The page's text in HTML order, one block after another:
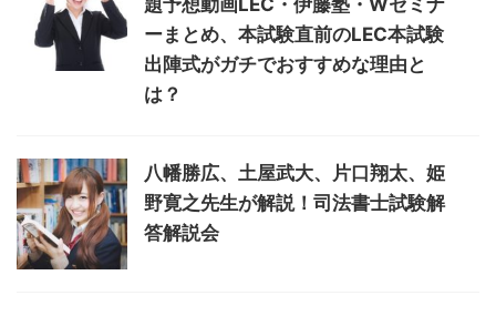
ーまとめ、本試験直前のLEC本試験
出陣式がガチでおすすめな理由と
は？
八幡勝広、土屋武大、片口翔太、姫
野寛之先生が解説！司法書士試験解
答解説会